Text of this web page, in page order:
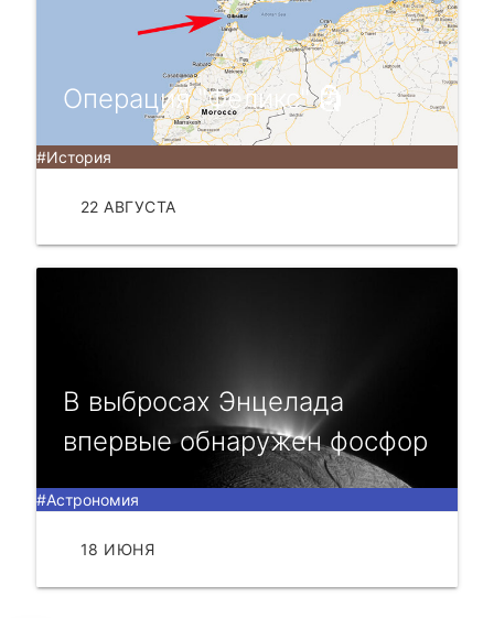
Операция "Феликс" 🗿
#История
22 АВГУСТА
В выбросах Энцелада
впервые обнаружен фосфор
#Астрономия
18 ИЮНЯ